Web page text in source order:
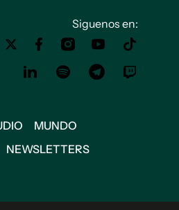
Siguenos en:
MUNDO
NEWSLETTERS